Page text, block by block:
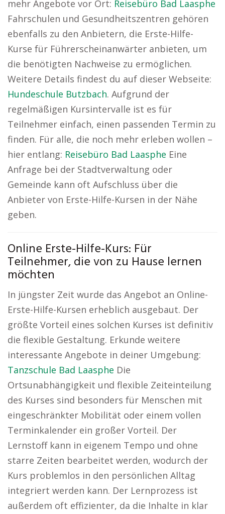
mehr Angebote vor Ort: Reisebüro Bad Laasphe
Fahrschulen und Gesundheitszentren gehören
ebenfalls zu den Anbietern, die Erste-Hilfe-
Kurse für Führerscheinanwärter anbieten, um
die benötigten Nachweise zu ermöglichen.
Weitere Details findest du auf dieser Webseite:
Hundeschule Butzbach. Aufgrund der
regelmäßigen Kursintervalle ist es für
Teilnehmer einfach, einen passenden Termin zu
finden. Für alle, die noch mehr erleben wollen –
hier entlang: Reisebüro Bad Laasphe Eine
Anfrage bei der Stadtverwaltung oder
Gemeinde kann oft Aufschluss über die
Anbieter von Erste-Hilfe-Kursen in der Nähe
geben.
Online Erste-Hilfe-Kurs: Für
Teilnehmer, die von zu Hause lernen
möchten
In jüngster Zeit wurde das Angebot an Online-
Erste-Hilfe-Kursen erheblich ausgebaut. Der
größte Vorteil eines solchen Kurses ist definitiv
die flexible Gestaltung. Erkunde weitere
interessante Angebote in deiner Umgebung:
Tanzschule Bad Laasphe Die
Ortsunabhängigkeit und flexible Zeiteinteilung
des Kurses sind besonders für Menschen mit
eingeschränkter Mobilität oder einem vollen
Terminkalender ein großer Vorteil. Der
Lernstoff kann in eigenem Tempo und ohne
starre Zeiten bearbeitet werden, wodurch der
Kurs problemlos in den persönlichen Alltag
integriert werden kann. Der Lernprozess ist
außerdem oft effizienter, da die Inhalte in klar